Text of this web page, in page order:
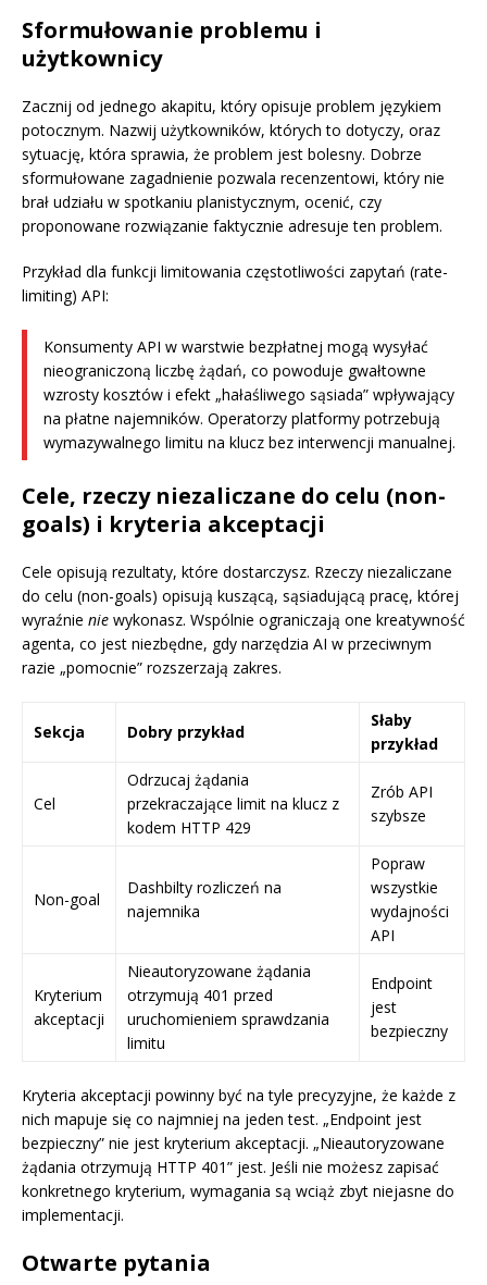
Sformułowanie problemu i
użytkownicy
Zacznij od jednego akapitu, który opisuje problem językiem
potocznym. Nazwij użytkowników, których to dotyczy, oraz
sytuację, która sprawia, że problem jest bolesny. Dobrze
sformułowane zagadnienie pozwala recenzentowi, który nie
brał udziału w spotkaniu planistycznym, ocenić, czy
proponowane rozwiązanie faktycznie adresuje ten problem.
Przykład dla funkcji limitowania częstotliwości zapytań (rate-
limiting) API:
Konsumenty API w warstwie bezpłatnej mogą wysyłać
nieograniczoną liczbę żądań, co powoduje gwałtowne
wzrosty kosztów i efekt „hałaśliwego sąsiada” wpływający
na płatne najemników. Operatorzy platformy potrzebują
wymazywalnego limitu na klucz bez interwencji manualnej.
Cele, rzeczy niezaliczane do celu (non-
goals) i kryteria akceptacji
Cele opisują rezultaty, które dostarczysz. Rzeczy niezaliczane
do celu (non-goals) opisują kuszącą, sąsiadującą pracę, której
wyraźnie nie wykonasz. Wspólnie ograniczają one kreatywność
agenta, co jest niezbędne, gdy narzędzia AI w przeciwnym
razie „pomocnie” rozszerzają zakres.
Sekcja Dobry przykład
Słaby
przykład
Cel
Odrzucaj żądania
przekraczające limit na klucz z
kodem HTTP 429
Zrób API
szybsze
Non-goal
Dashbilty rozliczeń na
najemnika
Popraw
wszystkie
wydajności
API
Kryterium
akceptacji
Nieautoryzowane żądania
otrzymują 401 przed
uruchomieniem sprawdzania
limitu
Endpoint
jest
bezpieczny
Kryteria akceptacji powinny być na tyle precyzyjne, że każde z
nich mapuje się co najmniej na jeden test. „Endpoint jest
bezpieczny” nie jest kryterium akceptacji. „Nieautoryzowane
żądania otrzymują HTTP 401” jest. Jeśli nie możesz zapisać
konkretnego kryterium, wymagania są wciąż zbyt niejasne do
implementacji.
Otwarte pytania